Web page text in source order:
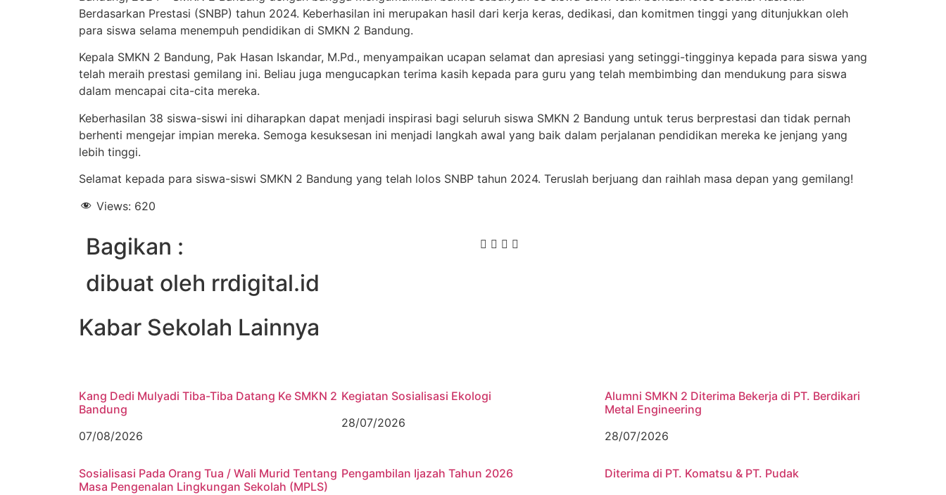
Berdasarkan Prestasi (SNBP) tahun 2024. Keberhasilan ini merupakan hasil dari kerja keras, dedikasi, dan komitmen tinggi yang ditunjukkan oleh
para siswa selama menempuh pendidikan di SMKN 2 Bandung.
Kepala SMKN 2 Bandung, Pak Hasan Iskandar, M.Pd., menyampaikan ucapan selamat dan apresiasi yang setinggi-tingginya kepada para siswa yang
telah meraih prestasi gemilang ini. Beliau juga mengucapkan terima kasih kepada para guru yang telah membimbing dan mendukung para siswa
dalam mencapai cita-cita mereka.
Keberhasilan 38 siswa-siswi ini diharapkan dapat menjadi inspirasi bagi seluruh siswa SMKN 2 Bandung untuk terus berprestasi dan tidak pernah
berhenti mengejar impian mereka. Semoga kesuksesan ini menjadi langkah awal yang baik dalam perjalanan pendidikan mereka ke jenjang yang
lebih tinggi.
Selamat kepada para siswa-siswi SMKN 2 Bandung yang telah lolos SNBP tahun 2024. Teruslah berjuang dan raihlah masa depan yang gemilang!
Views: 620
Bagikan :
dibuat oleh rrdigital.id
Kabar Sekolah Lainnya
Kang Dedi Mulyadi Tiba-Tiba Datang Ke SMKN 2
Bandung
07/08/2026
Kegiatan Sosialisasi Ekologi
28/07/2026
Alumni SMKN 2 Diterima Bekerja di PT. Berdikari
Metal Engineering
28/07/2026
Sosialisasi Pada Orang Tua / Wali Murid Tentang
Masa Pengenalan Lingkungan Sekolah (MPLS)
Pengambilan Ijazah Tahun 2026
Diterima di PT. Komatsu & PT. Pudak